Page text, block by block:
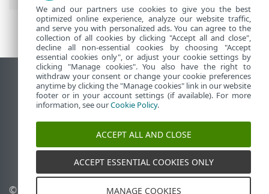
Afficher le site pour ordinateur de bureau
End of Life
Base de connaissances ESET
Forum ESET
ESET Status Portal
Assistance régionale
© 1992 - 2026 ESET, spol. s Gérer les témoins
We and our partners use cookies to give you the best
optimized online experience, analyze our website traffic,
and serve you with personalized ads. You can agree to the
collection of all cookies by clicking "Accept all and close",
decline all non-essential cookies by choosing "Accept
essential cookies only", or adjust your cookie settings by
clicking "Manage cookies". You also have the right to
withdraw your consent or change your cookie preferences
anytime by clicking the "Manage cookies" link in our website
footer or in your account settings (if available). For more
information, see ourCookie Policy.
ACCEPT ALL AND CLOSE
ACCEPT ESSENTIAL COOKIES ONLY
MANAGE COOKIES